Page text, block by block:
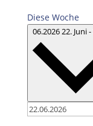
Diese Woche
06.2026 22. Juni-